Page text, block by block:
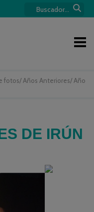
fotos/ Años Anteriores/ Año
DE IRÚN